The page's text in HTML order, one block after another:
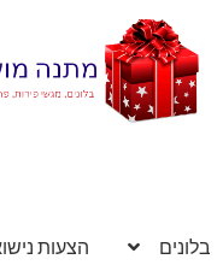
לניווט
לדלג
לתוכן
בלונים הצעות